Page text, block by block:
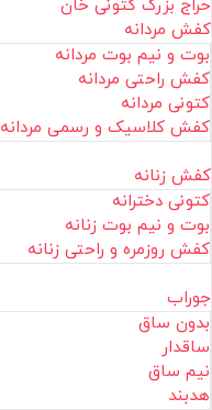
حراج بزرگ کتونی خان
کفش مردانه
بوت و نیم بوت مردانه
کفش راحتی مردانه
کتونی مردانه
کفش کلاسیک و رسمی مردانه
کفش زنانه
کتونی دخترانه
بوت و نیم بوت زنانه
کفش روزمره و راحتی زنانه
جوراب
بدون ساق
ساقدار
نیم ساق
هدبند